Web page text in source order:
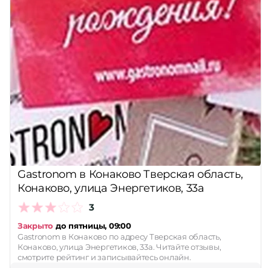
Gastronom в Конаково Тверская область,
Конаково, улица Энергетиков, 33а
3
Закрыто до пятницы, 09:00
Gastronom в Конаково по адресу Тверская область,
Конаково, улица Энергетиков, 33а. Читайте отзывы,
смотрите рейтинг и записывайтесь онлайн.